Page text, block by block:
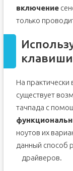
включение
только
клавиши
На практически
существует
тачпада с
ноутов их
данный способ
драйверов.